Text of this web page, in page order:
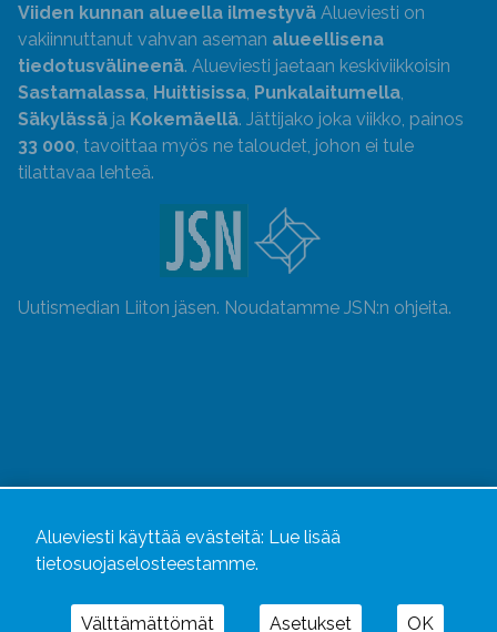
Viiden kunnan alueella ilmestyvä Alueviesti on
vakiinnuttanut vahvan aseman alueellisena
tiedotusvälineenä. Alueviesti jaetaan keskiviikkoisin
Sastamalassa, Huittisissa, Punkalaitumella,
Säkylässä ja Kokemäellä. Jättijako joka viikko, painos
33 000, tavoittaa myös ne taloudet, johon ei tule
tilattavaa lehteä.
Uutismedian Liiton jäsen. Noudatamme JSN:n ohjeita.
Alueviestijaalueviesti.fiovat osa Kustannusliike
Alueviesti käyttää evästeitä: Lue lisää
tietosuojaselosteestamme.
Välttämättömät Asetukset OK